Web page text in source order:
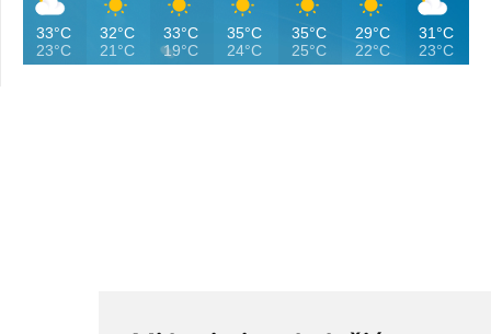
33°C
23°C
32°C
21°C
33°C
19°C
35°C
24°C
35°C
25°C
29°C
22°C
31°C
23°C